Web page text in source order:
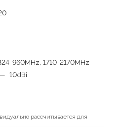
960MHz, 1710-2170MHz
— 10dBi
рассчитывается для